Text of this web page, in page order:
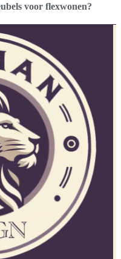
voor flexwonen?